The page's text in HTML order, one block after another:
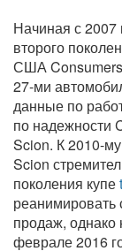
Начиная с 2007
второго
США Consumers
27-ми
данные по
по надежности
Scion. К 2010-
Scion
поколения купе
реанимировать
продаж, однако
феврале 2016